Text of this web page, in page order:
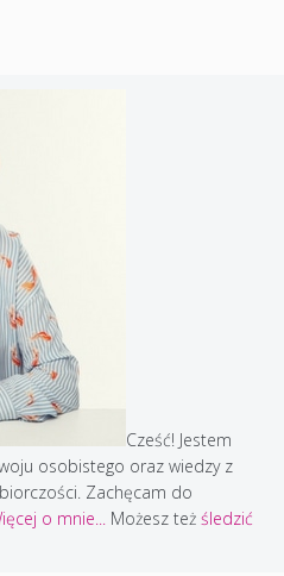
Cześć! Jestem
osobistego oraz wiedzy z
Zachęcam do
o mnie... Możesz też śledzić